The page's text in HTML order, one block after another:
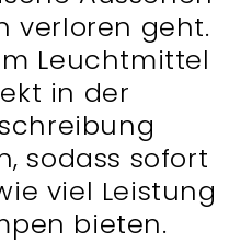
verloren geht.
Leuchtmittel
in der
sodass sofort
viel Leistung
bieten.